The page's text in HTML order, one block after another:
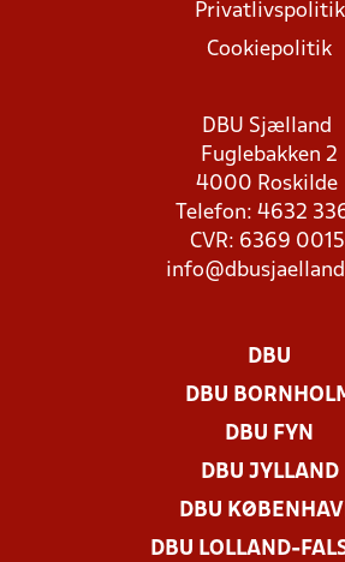
Privatlivspolitik
Cookiepolitik
DBU Sjælland
Fuglebakken 2
4000 Roskilde
Telefon: 4632
CVR: 6369 0015
DBU
DBU
DBU FYN
DBU JYLLAND
DBU
DBU LOLLAND-